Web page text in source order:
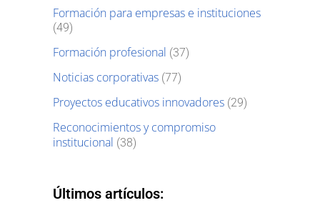
Formación para empresas e instituciones
(49)
Formación profesional (37)
Noticias corporativas (77)
Proyectos educativos innovadores (29)
Reconocimientos y compromiso
institucional (38)
Últimos artículos: